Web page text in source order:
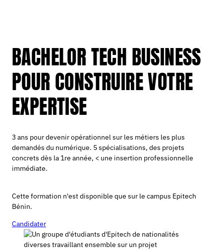
BACHELOR TECH BUSINESS
POUR CONSTRUIRE VOTRE
EXPERTISE
3 ans pour devenir opérationnel sur les métiers les plus
demandés du numérique. 5 spécialisations, des projets
concrets dès la 1re année, < une insertion professionnelle
immédiate.
Cette formation n'est disponible que sur le campus Epitech
Bénin.
Candidater